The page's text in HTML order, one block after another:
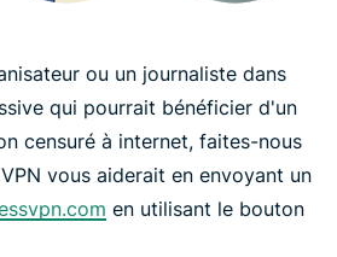
ou un journaliste dans
qui pourrait bénéficier d'un
censuré à internet, faites-nous
vous aiderait en envoyant un
en utilisant le bouton